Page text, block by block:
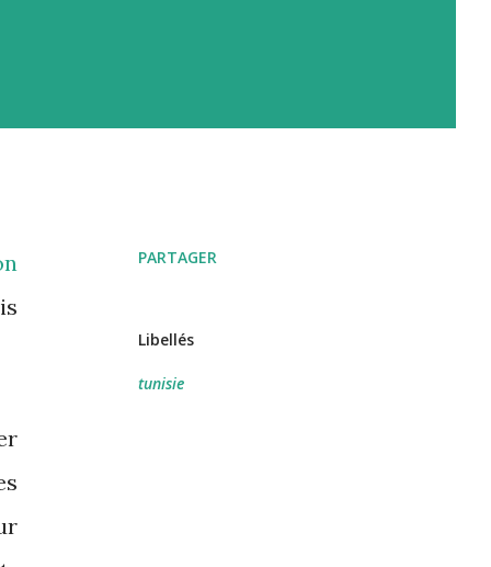
PARTAGER
Libellés
tunisie